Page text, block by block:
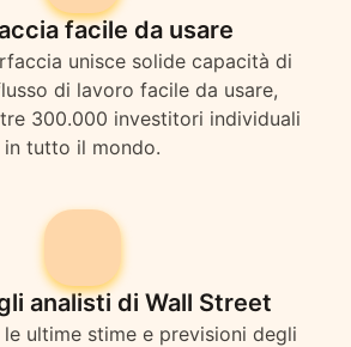
facile da usare
unisce solide capacità di
di lavoro facile da usare,
300.000 investitori individuali
in tutto il mondo.
analisti di Wall Street
ultime stime e previsioni degli